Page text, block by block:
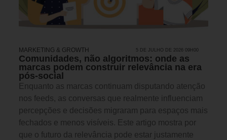
MARKETING & GROWTH 5 DE JULHO DE 2026 09H00
Comunidades, não algoritmos: onde as
marcas podem construir relevância na era
pós-social
Enquanto as marcas continuam disputando atenção
nos feeds, as conversas que realmente influenciam
percepções e decisões migraram para espaços mais
fechados e menos visíveis. Este artigo mostra por
que o futuro da relevância pode estar justamente